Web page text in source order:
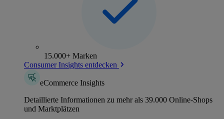
15.000+ Marken
Consumer Insights entdecken
eCommerce Insights
Detaillierte Informationen zu mehr als 39.000 Online-Shops
und Marktplätzen